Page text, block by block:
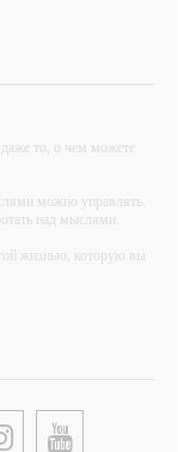
то, о чем можете
можно управлять.
над мыслями.
жизнью, которую вы
пропустить его мимо
того, кто его дал.
их дают мне.